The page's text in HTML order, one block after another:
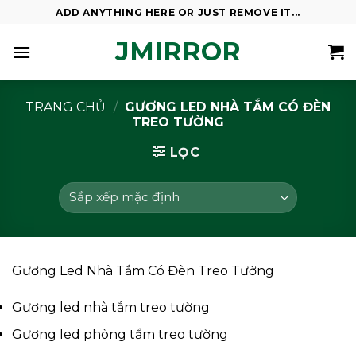
content
ADD ANYTHING HERE OR JUST REMOVE IT...
JMIRROR
TRANG CHỦ / GƯƠNG LED NHÀ TẮM CÓ ĐÈN
TREO TƯỜNG
LỌC
Gương Led Nhà Tắm Có Đèn Treo Tường
Gương led nhà tắm treo tường
Gương led phòng tắm treo tường